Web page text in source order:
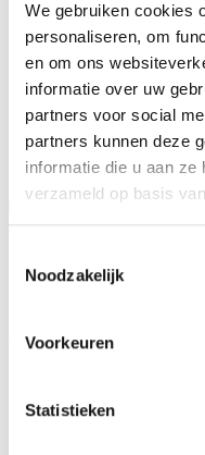
We gebruiken cookies
personaliseren, om
en om ons
informatie over uw
partners voor social
partners kunnen deze
informatie die u aan
verzameld op basis
Noodzakelijk
Voorkeuren
Statistieken
gecentreerd op een
GERELATEERDE
Aanbieding!